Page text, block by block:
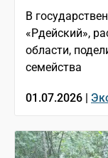
В
«Рдейский»,
области,
семейства
01.07.2026 |